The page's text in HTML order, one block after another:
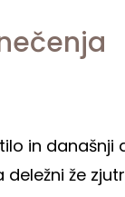
in
že